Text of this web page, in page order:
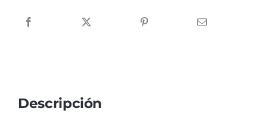
Descripción